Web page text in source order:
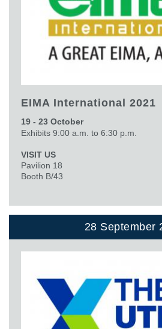
EIMA International 2021
19 - 23 October
Exhibits 9:00 a.m. to 6:30 p.m.
VISIT US
Pavilion 18
Booth B/43
28 September